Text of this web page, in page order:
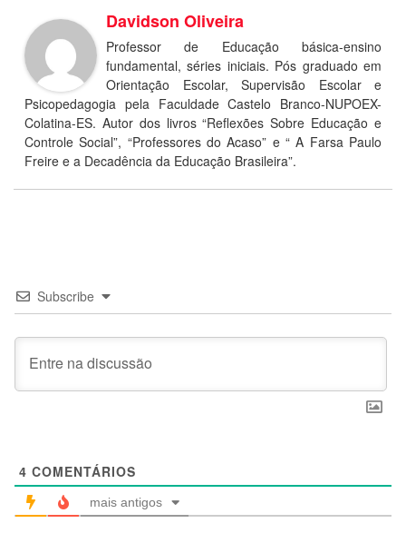
Davidson Oliveira
Professor de Educação básica-ensino
fundamental, séries iniciais. Pós graduado em
Orientação Escolar, Supervisão Escolar e
Psicopedagogia pela Faculdade Castelo Branco-NUPOEX-
Colatina-ES. Autor dos livros “Reflexões Sobre Educação e
Controle Social”, “Professores do Acaso” e “ A Farsa Paulo
Freire e a Decadência da Educação Brasileira”.
Subscribe
4 COMENTÁRIOS
mais antigos